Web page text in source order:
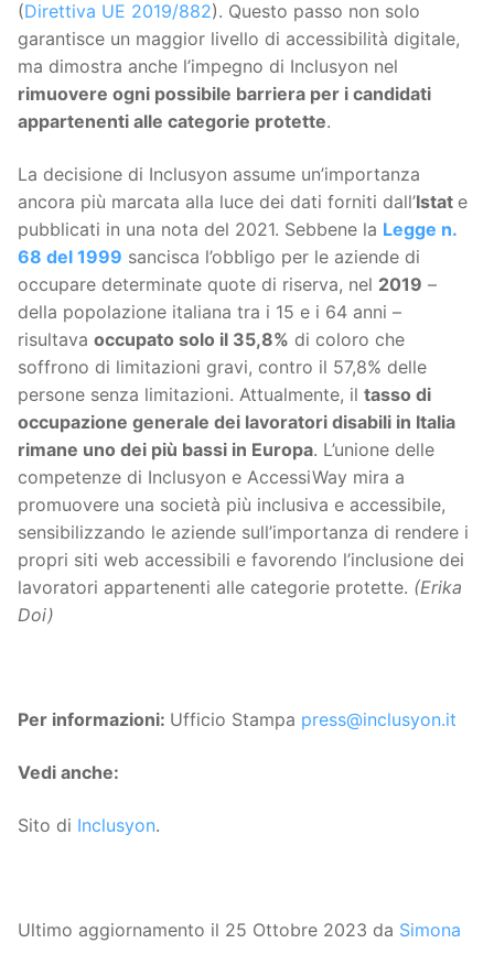
(Direttiva UE 2019/882). Questo passo non solo
garantisce un maggior livello di accessibilità digitale,
ma dimostra anche l’impegno di Inclusyon nel
rimuovere ogni possibile barriera per i candidati
appartenenti alle categorie protette.
La decisione di Inclusyon assume un’importanza
ancora più marcata alla luce dei dati forniti dall’Istat e
pubblicati in una nota del 2021. Sebbene la Legge n.
68 del 1999 sancisca l’obbligo per le aziende di
occupare determinate quote di riserva, nel 2019 –
della popolazione italiana tra i 15 e i 64 anni –
risultava occupato solo il 35,8% di coloro che
soffrono di limitazioni gravi, contro il 57,8% delle
persone senza limitazioni. Attualmente, il tasso di
occupazione generale dei lavoratori disabili in Italia
rimane uno dei più bassi in Europa. L’unione delle
competenze di Inclusyon e AccessiWay mira a
promuovere una società più inclusiva e accessibile,
sensibilizzando le aziende sull’importanza di rendere i
propri siti web accessibili e favorendo l’inclusione dei
lavoratori appartenenti alle categorie protette. (Erika
Doi)
Per informazioni: Ufficio Stampa press@inclusyon.it
Vedi anche:
Sito di Inclusyon.
Ultimo aggiornamento il 25 Ottobre 2023 da Simona